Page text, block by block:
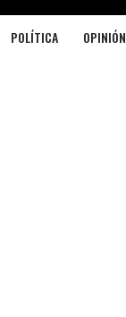
POLÍTICA OPINIÓN